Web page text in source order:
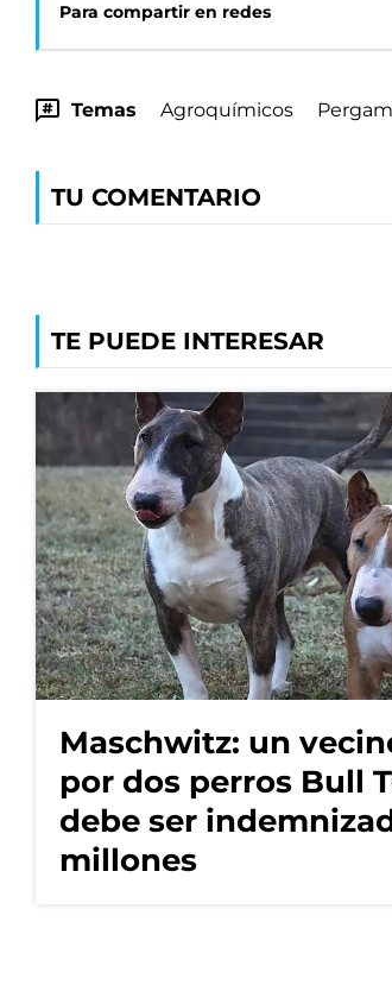
Para compartir en redes
Temas Agroquímicos
TU COMENTARIO
TE PUEDE INTERESAR
Maschwitz: un
por dos perros Bull
debe ser
millones